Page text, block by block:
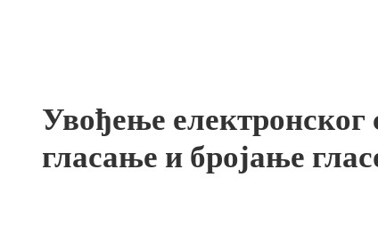
Увођење електронског
гласање и бројање